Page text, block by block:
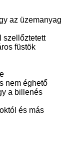
az üzemanyag
szellőztetett
füstök
nem éghető
a billenés
és más